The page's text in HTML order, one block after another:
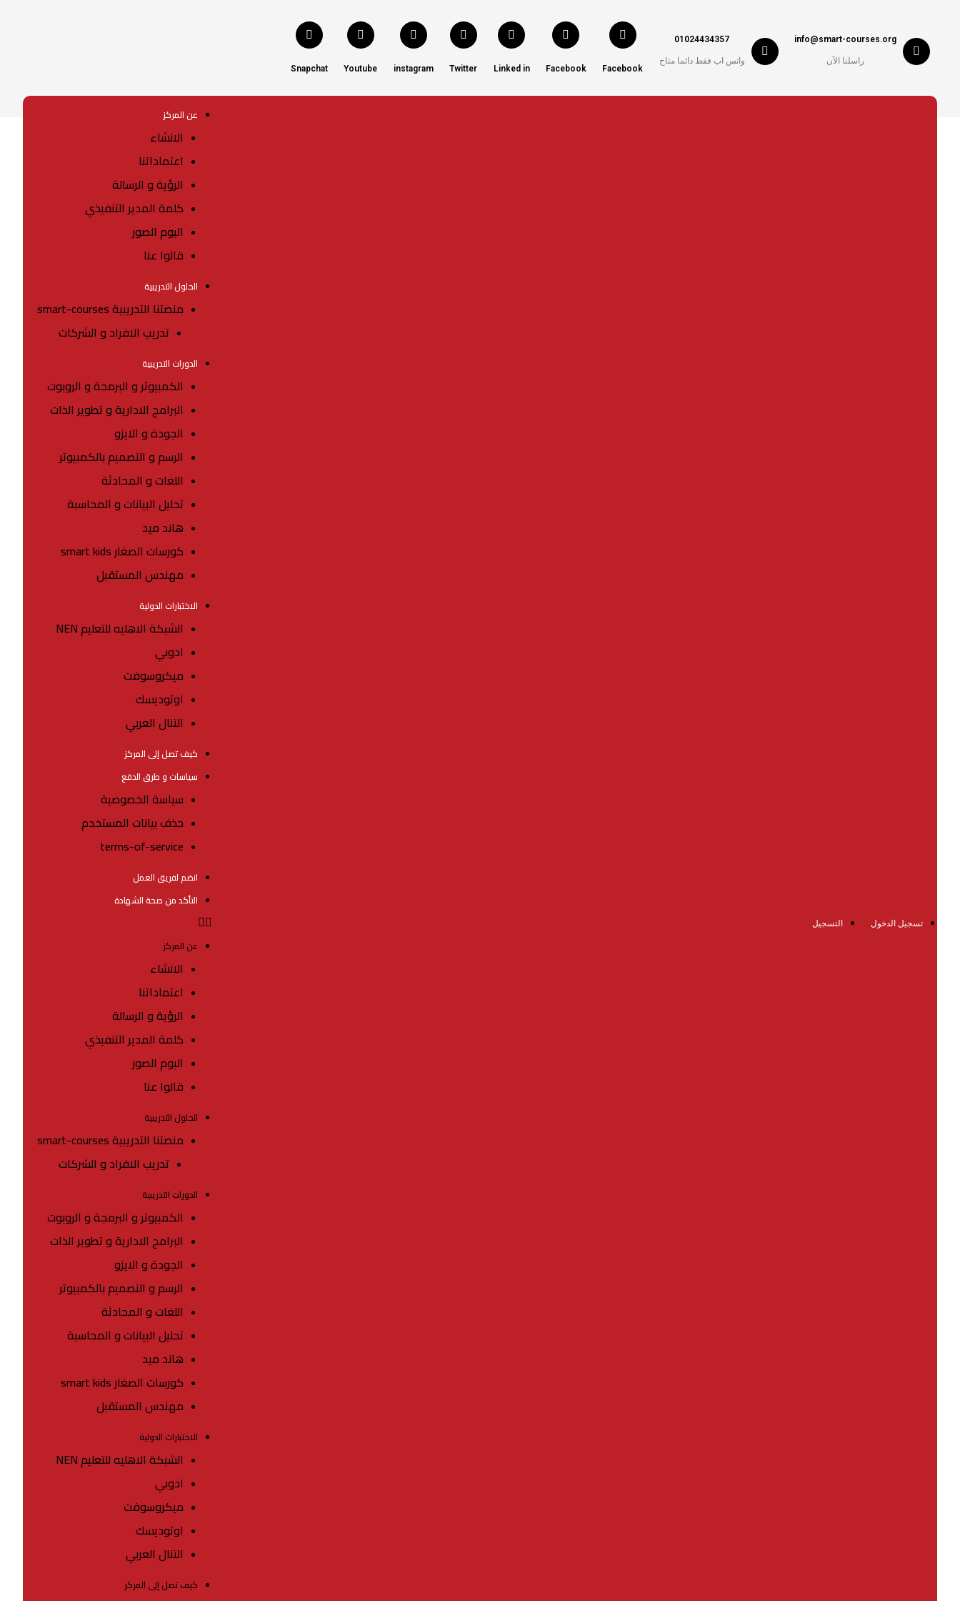
info@smart-courses.org
راسلنا الآن
01024434357
واتس اب فقط دائما متاح
Facebook
Facebook
Linked in
Twitter
instagram
Youtube
Snapchat
تسجيل الدخول التسجيل
عن المركز
الانشاء
اعتماداتنا
الرؤية و الرسالة
كلمة المدير التنفيذي
البوم الصور
قالوا عنا
الحلول التدريبية
منصتنا التدريبية smart-courses
تدريب الافراد و الشركات
الدورات التدريبية
الكمبيوتر و البرمجة و الروبوت
البرامج الادارية و تطوير الذات
الجودة و الايزو
الرسم و التصميم بالكمبيوتر
اللغات و المحادثة
تحليل البيانات و المحاسبة
هاند ميد
كورسات الصغار smart kids
مهندس المستقبل
الاختبارات الدولية
الشبكة الاهليه للتعليم NEN
ادوبي
ميكروسوفت
اوتوديسك
التنال العربي
كيف تصل إلى المركز
سياسات و طرق الدفع
سياسة الخصوصية
حذف بيانات المستخدم
terms-of-service
انضم لفريق العمل
التأكد من صحة الشهادة
عن المركز
الانشاء
اعتماداتنا
الرؤية و الرسالة
كلمة المدير التنفيذي
البوم الصور
قالوا عنا
الحلول التدريبية
منصتنا التدريبية smart-courses
تدريب الافراد و الشركات
الدورات التدريبية
الكمبيوتر و البرمجة و الروبوت
البرامج الادارية و تطوير الذات
الجودة و الايزو
الرسم و التصميم بالكمبيوتر
اللغات و المحادثة
تحليل البيانات و المحاسبة
هاند ميد
كورسات الصغار smart kids
مهندس المستقبل
الاختبارات الدولية
الشبكة الاهليه للتعليم NEN
ادوبي
ميكروسوفت
اوتوديسك
التنال العربي
كيف تصل إلى المركز